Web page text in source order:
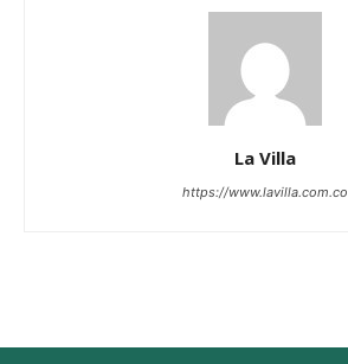
La Villa
https://www.lavilla.com.co